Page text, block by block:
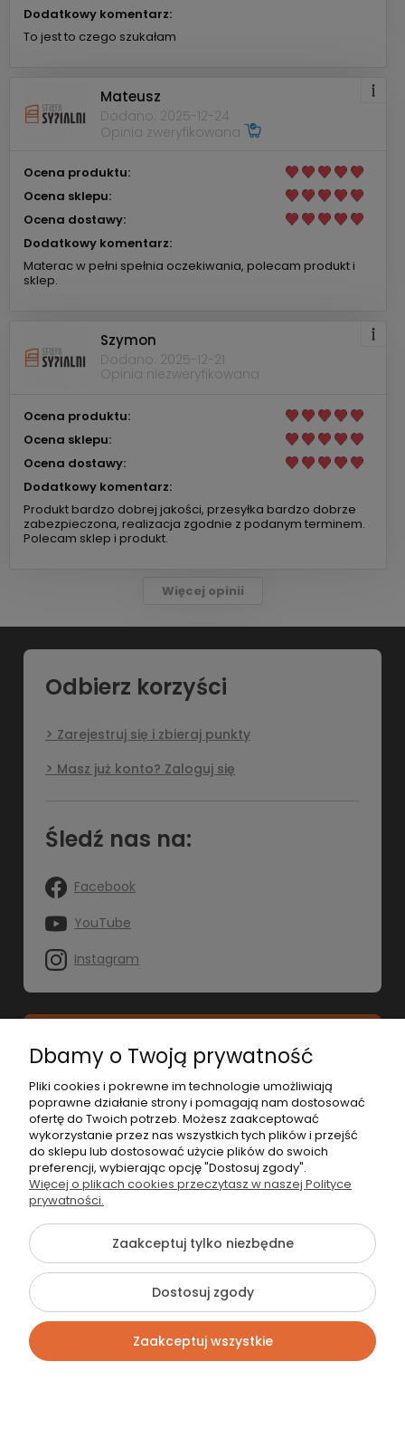
Dodatkowy komentarz:
To jest to czego szukałam
Mateusz
Dodano: 2025-12-24
Opinia zweryfikowana
Ocena produktu:
Ocena sklepu:
Ocena dostawy:
Dodatkowy komentarz:
Materac w pełni spełnia oczekiwania, polecam produkt i
sklep.
Szymon
Dodano: 2025-12-21
Opinia niezweryfikowana
Ocena produktu:
Ocena sklepu:
Ocena dostawy:
Dodatkowy komentarz:
Produkt bardzo dobrej jakości, przesyłka bardzo dobrze
zabezpieczona, realizacja zgodnie z podanym terminem.
Polecam sklep i produkt.
Więcej opinii
Odbierz korzyści
Zarejestruj się i zbieraj punkty
Masz już konto? Zaloguj się
Śledź nas na:
Facebook
YouTube
Instagram
Salon stacjonarny
Zapraszamy do naszego salonu
stacjonarnego.
Warszawa, ul. Trakt Brzeski 56
Dbamy o Twoją prywatność
Pliki cookies i pokrewne im technologie umożliwiają
poprawne działanie strony i pomagają nam dostosować
ofertę do Twoich potrzeb. Możesz zaakceptować
wykorzystanie przez nas wszystkich tych plików i przejść
do sklepu lub dostosować użycie plików do swoich
preferencji, wybierając opcję "Dostosuj zgody".
Więcej o plikach cookies przeczytasz w naszej Polityce
prywatności.
Zaakceptuj tylko niezbędne
Dostosuj zgody
Zaakceptuj wszystkie